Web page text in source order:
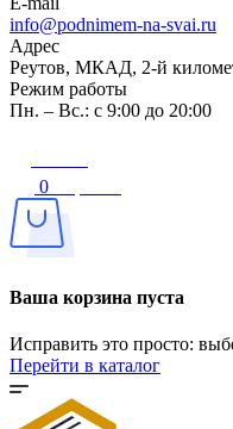
info@podnimem-na-svai.ru
Адрес
Реутов, МКАД, 2-й
Режим работы
Пн. – Вс.: с 9:00 до 20:00
0
Ваша корзина пуста
Исправить это просто:
Перейти в каталог